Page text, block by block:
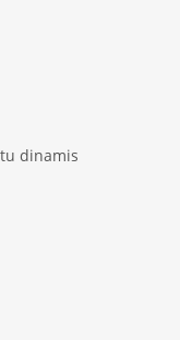
dinamis